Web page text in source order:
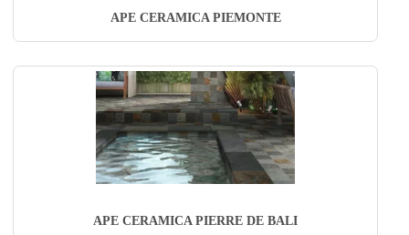
APE CERAMICA PIEMONTE
APE CERAMICA PIERRE DE BALI